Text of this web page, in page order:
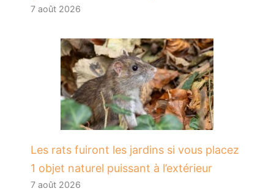
7 août 2026
Les rats fuiront les jardins si vous placez
1 objet naturel puissant à l’extérieur
7 août 2026